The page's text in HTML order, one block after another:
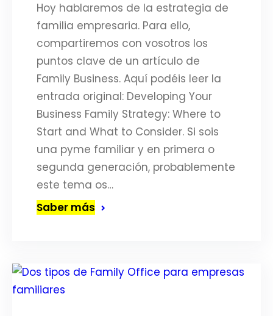
Hoy hablaremos de la estrategia de
familia empresaria. Para ello,
compartiremos con vosotros los
puntos clave de un artículo de
Family Business. Aquí podéis leer la
entrada original: Developing Your
Business Family Strategy: Where to
Start and What to Consider. Si sois
una pyme familiar y en primera o
segunda generación, probablemente
este tema os…
Saber más